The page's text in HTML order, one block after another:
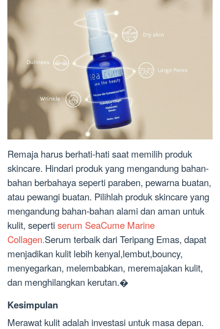
Remaja harus berhati-hati saat memilih produk
skincare. Hindari produk yang mengandung bahan-
bahan berbahaya seperti paraben, pewarna buatan,
atau pewangi buatan. Pilihlah produk skincare yang
mengandung bahan-bahan alami dan aman untuk
kulit, seperti serum SeaCume Marine
Collagen.Serum terbaik dari Teripang Emas, dapat
menjadikan kulit lebih kenyal,lembut,bouncy,
menyegarkan, melembabkan, meremajakan kulit,
dan menghilangkan kerutan.�
Kesimpulan
Merawat kulit adalah investasi untuk masa depan.